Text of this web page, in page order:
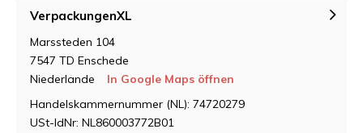
VerpackungenXL
Marssteden 104
7547 TD Enschede
Niederlande
In Google Maps öffnen
Handelskammernummer (NL): 74720279
USt-IdNr: NL860003772B01